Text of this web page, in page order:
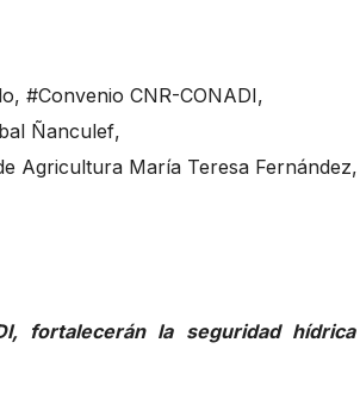
, #Convenio CNR-CONADI,
Ñanculef,
Agricultura María Teresa Fernández,
fortalecerán la seguridad